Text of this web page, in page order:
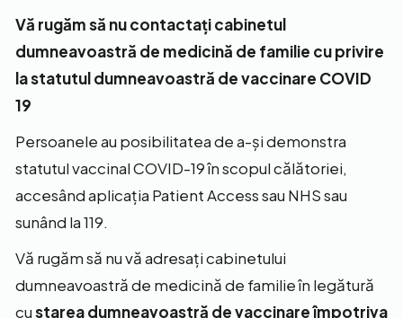
Vă rugăm să nu contactați cabinetul
dumneavoastră de medicină de familie cu privire
la statutul dumneavoastră de vaccinare COVID
19
Persoanele au posibilitatea de a-și demonstra
statutul vaccinal COVID-19 în scopul călătoriei,
accesând aplicația Patient Access sau NHS sau
sunând la 119.
Vă rugăm să nu vă adresați cabinetului
dumneavoastră de medicină de familie în legătură
custarea dumneavoastră de vaccinare împotriva